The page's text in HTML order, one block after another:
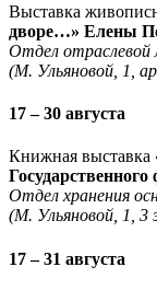
Выставка
дворе…» Елены
Отдел
(М. Ульяновой, 1,
17 – 30 августа
Книжная выставка
Государственного
Отдел хранения
(М. Ульяновой, 1, 3
17 – 31 августа